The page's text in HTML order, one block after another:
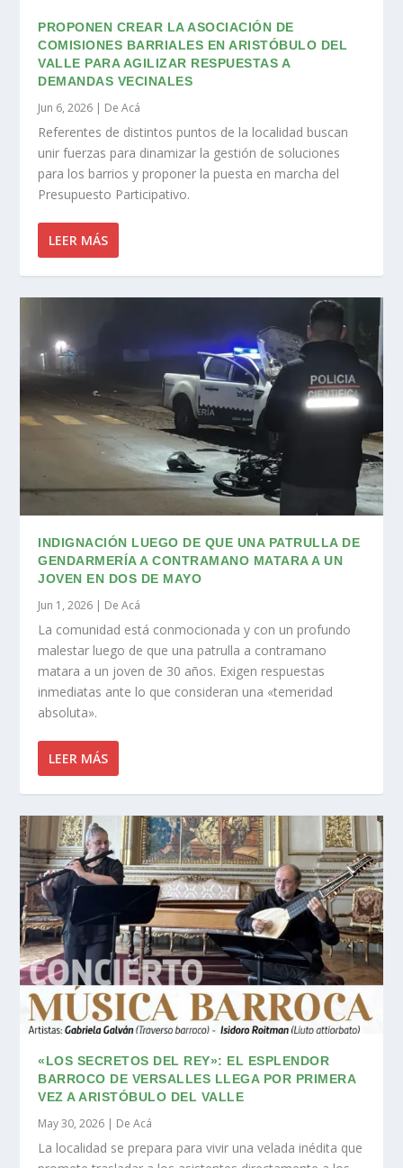
PROPONEN CREAR LA ASOCIACIÓN DE
COMISIONES BARRIALES EN ARISTÓBULO DEL
VALLE PARA AGILIZAR RESPUESTAS A
DEMANDAS VECINALES
Jun 6, 2026 De Acá
Referentes de distintos puntos de la localidad buscan
unir fuerzas para dinamizar la gestión de soluciones
para los barrios y proponer la puesta en marcha del
Presupuesto Participativo.
LEER MÁS
INDIGNACIÓN LUEGO DE QUE UNA PATRULLA DE
GENDARMERÍA A CONTRAMANO MATARA A UN
JOVEN EN DOS DE MAYO
Jun 1, 2026 | De Acá
La comunidad está conmocionada y con un profundo
malestar luego de que una patrulla a contramano
matara a un joven de 30 años. Exigen respuestas
inmediatas ante lo que consideran una «temeridad
absoluta».
LEER MÁS
«LOS SECRETOS DEL REY»: EL ESPLENDOR
BARROCO DE VERSALLES LLEGA POR PRIMERA
VEZ A ARISTÓBULO DEL VALLE
May 30, 2026 | De Acá
La localidad se prepara para vivir una velada inédita que